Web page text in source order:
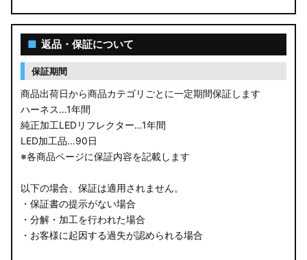
LA650S タントカスタム
LA600S タントカスタム
LA150S ムーヴカスタム
LA700S ウェイク
GN0W アウトランダー
GK1W/GK9W エクリプスクロス
CV1W デリカD:5
B34A/B35A/B37A/B38A デリカミニ
■ 返品・保証について
保証期間
商品出荷日から商品カテゴリごとに一定期間保証します
ハーネス…1年間
純正加工LEDリフレクター…1年間
LED加工品…90日
※各商品ページに保証内容を記載します
以下の場合、保証は適用されません。
・保証書の提示がない場合
・分解・加工を行われた場合
・お客様に起因する過失が認められる場合